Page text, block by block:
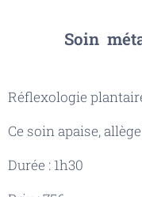
Soin
Réflexologie
Ce soin apaise,
Durée : 1h30